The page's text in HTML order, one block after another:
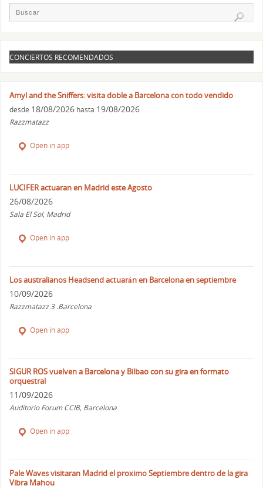
CONCIERTOS RECOMENDADOS
Amyl and the Sniffers: visita doble a Barcelona con todo vendido
desde 18/08/2026 hasta 19/08/2026
Razzmatazz
Open in app
LUCIFER actuaran en Madrid este Agosto
26/08/2026
Sala El Sol, Madrid
Open in app
Los australianos Headsend actuarán en Barcelona en septiembre
10/09/2026
Razzmatazz 3 .Barcelona
Open in app
SIGUR ROS vuelven a Barcelona y Bilbao con su gira en formato
orquestral
11/09/2026
Auditorio Forum CCIB, Barcelona
Open in app
Pale Waves visitaran Madrid el proximo Septiembre dentro de la gira
Vibra Mahou